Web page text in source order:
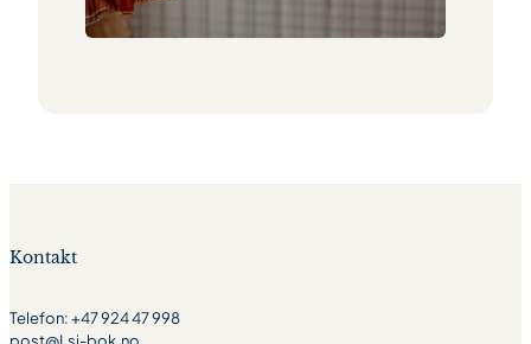
Kontakt
Telefon: +47 924 47 998